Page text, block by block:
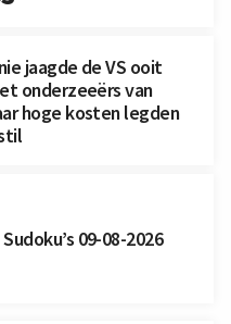
jaagde de VS ooit
onderzeeërs van
hoge kosten legden
09-08-2026